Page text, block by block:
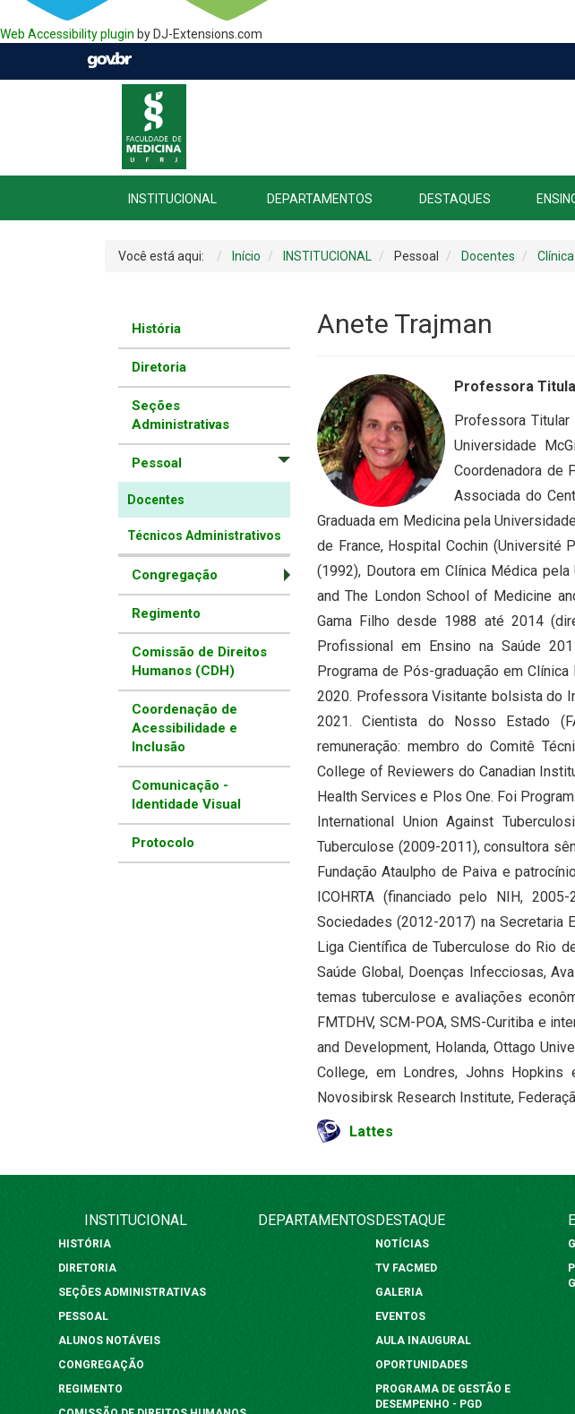
Web Accessibility plugin by DJ-Extensions.com
INSTITUCIONAL DEPARTAMENTOS DESTAQUES
Você está aqui: Início INSTITUCIONAL Pessoal Docentes
História
Diretoria
Seções
Administrativas
Pessoal
Docentes
Técnicos Administrativos
Congregação
Regimento
Comissão de Direitos
Humanos (CDH)
Coordenação de
Acessibilidade e
Inclusão
Comunicação -
Identidade Visual
Protocolo
Anete Trajman
Professora
Professora
Universidade
Coordenadora de
Associada do
Graduada em Medicina pela
de France, Hospital Cochin (Université
(1992), Doutora em Clínica Médica
and The London School of Medicine
Gama Filho desde 1988 até 2014
Profissional em Ensino na Saúde
Programa de Pós-graduação em
2020. Professora Visitante bolsista do
2021. Cientista do Nosso Estado
remuneração: membro do Comitê
College of Reviewers do Canadian
Health Services e Plos One. Foi
International Union Against
Tuberculose (2009-2011), consultora
Fundação Ataulpho de Paiva e
ICOHRTA (financiado pelo NIH,
Sociedades (2012-2017) na Secretaria
Liga Científica de Tuberculose do Rio
Saúde Global, Doenças Infecciosas,
temas tuberculose e avaliações
FMTDHV, SCM-POA, SMS-Curitiba e
and Development, Holanda, Ottago
College, em Londres, Johns Hopkins
Novosibirsk Research Institute,
Lattes
INSTITUCIONAL
HISTÓRIA
DIRETORIA
SEÇÕES ADMINISTRATIVAS
PESSOAL
ALUNOS NOTÁVEIS
CONGREGAÇÃO
REGIMENTO
DEPARTAMENTOSDESTAQUE
NOTÍCIAS
TV FACMED
GALERIA
EVENTOS
AULA INAUGURAL
OPORTUNIDADES
PROGRAMA DE GESTÃO E
DESEMPENHO - PGD